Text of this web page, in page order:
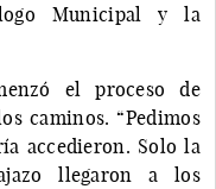
Municipal y la
el proceso de
caminos. “Pedimos
accedieron. Solo la
llegaron a los